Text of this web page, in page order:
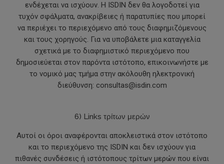
ενδέχεται να ισχύουν. Η ISDIN δεν θα λογοδοτεί για
τυχόν σφάλματα, ανακρίβειες ή παρατυπίες που μπορεί
να περιέχει το περιεχόμενο από τους διαφημιζόμενους
και τους χορηγούς. Για να υποβάλετε μια καταγγελία
σχετικά με το διαφημιστικό περιεχόμενο που
δημοσιεύεται στον παρόντα ιστότοπο, επικοινωνήστε με
το νομικό μας τμήμα στην ακόλουθη ηλεκτρονική
διεύθυνση: consultas@isdin.com
6) Links τρίτων μερών
Αυτοί οι όροι αναφέρονται αποκλειστικά στον ιστότοπο
και το περιεχόμενο της ISDIN και δεν ισχύουν για
πιθανές συνδέσεις ή ιστότοπους τρίτων μερών που είναι